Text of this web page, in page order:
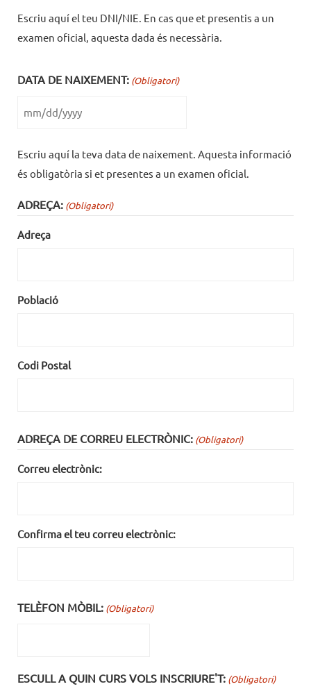
Escriu aquí el teu DNI/NIE. En cas que et presentis a un
examen oficial, aquesta dada és necessària.
DATA DE NAIXEMENT: (Obligatori)
Escriu aquí la teva data de naixement. Aquesta informació
és obligatòria si et presentes a un examen oficial.
ADREÇA: (Obligatori)
Adreça
Població
Codi Postal
ADREÇA DE CORREU ELECTRÒNIC: (Obligatori)
Correu electrònic:
Confirma el teu correu electrònic:
TELÈFON MÒBIL: (Obligatori)
ESCULL A QUIN CURS VOLS INSCRIURE'T: (Obligatori)